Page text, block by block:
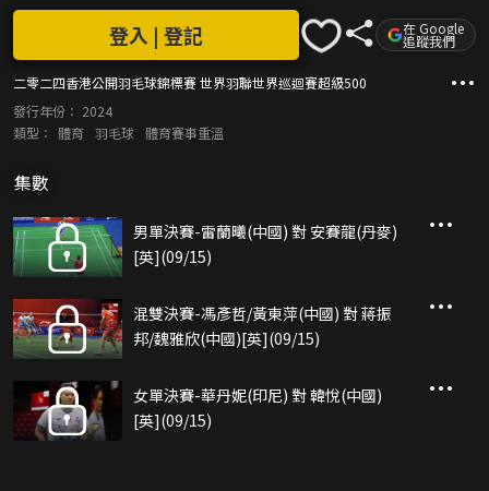
二零二四香港公開羽毛球錦標賽 世界羽聯世界巡迴賽超級500
登入 | 登記 在 Google
追蹤我們
發行年份： 2024
類型： 體育 羽毛球 體育賽事重溫
集數
男單決賽-雷蘭曦(中國) 對 安賽龍(丹麥)
[英](09/15)
混雙決賽-馮彥哲/黃東萍(中國) 對 蔣振
邦/魏雅欣(中國)[英](09/15)
女單決賽-華丹妮(印尼) 對 韓悅(中國)
[英](09/15)